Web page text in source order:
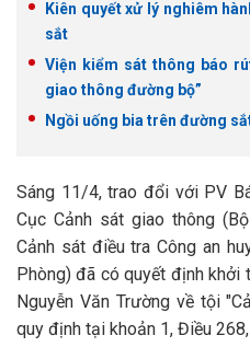
Kiên quyết xử lý nghiêm
sắt
Viện kiểm sát thông báo
giao thông đường bộ”
Ngồi uống bia trên đường
Sáng 11/4, trao đổi với PV
Cục Cảnh sát giao thông
Cảnh sát điều tra Công an
Phòng) đã có quyết định
Nguyễn Văn Trường về tội
quy định tại khoản 1, Điều